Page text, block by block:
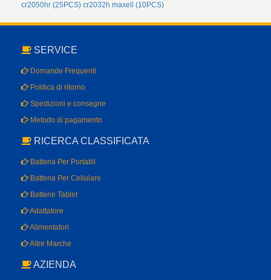
cr2050hr (25PCS) cr2032h maxell (10PCS)
SERVICE
Domande Frequenti
Politica di ritorno
Spedizioni e consegne
Metodo di pagamento
RICERCA CLASSIFICATA
Batteria Per Portatili
Batteria Per Cellulare
Batterie Tablet
Adattatore
Alimentatori
Altre Marche
AZIENDA